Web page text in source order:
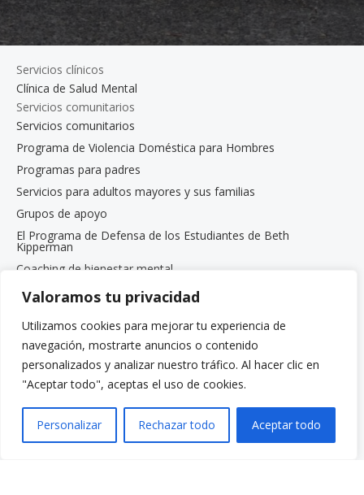
Valoramos tu privacidad
Utilizamos cookies para mejorar tu experiencia de
navegación, mostrarte anuncios o contenido
personalizados y analizar nuestro tráfico. Al hacer clic en
"Aceptar todo", aceptas el uso de cookies.
Personalizar Rechazar todo Aceptar todo
Servicios clínicos
Clínica de Salud Mental
Servicios comunitarios
Servicios comunitarios
Programa de Violencia Doméstica para Hombres
Programas para padres
Servicios para adultos mayores y sus familias
Grupos de apoyo
El Programa de Defensa de los Estudiantes de Beth
Kipperman
Coaching de bienestar mental
Trabaja con nosotros
Trabaja con nosotros
Oportunidades de empleo
Programa de pasantías para estudiantes de posgrado
Menú rápido
Donar
Preguntas frecuentes
Glosario